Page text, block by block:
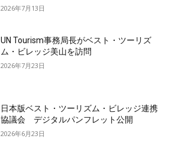
2026年7月13日
UN Tourism事務局長がベスト・ツーリズ
ム・ビレッジ美山を訪問
2026年7月23日
日本版ベスト・ツーリズム・ビレッジ連携
協議会 デジタルパンフレット公開
2026年6月23日